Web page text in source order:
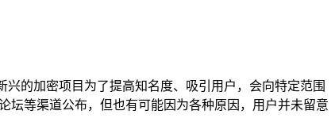
的加密项目为了提高知名度、吸引用户，会向特定范围
坛等渠道公布，但也有可能因为各种原因，用户并未留意